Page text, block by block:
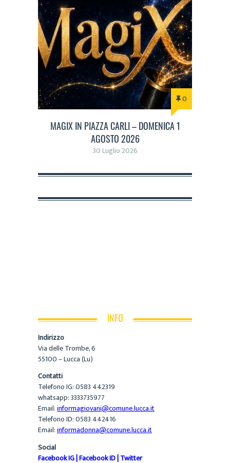
0
MAGIX IN PIAZZA CARLI – DOMENICA 1
AGOSTO 2026
30 Luglio 2026
INFO
Indirizzo
Via delle Trombe, 6
55100 – Lucca (Lu)
Contatti
Telefono IG: 0583 442319
whatsapp: 3333735977
Email:informagiovani@comune.lucca.it
Telefono ID: 0583 442416
Email:informadonna@comune.lucca.it
Social
Facebook IG|Facebook ID|Twitter